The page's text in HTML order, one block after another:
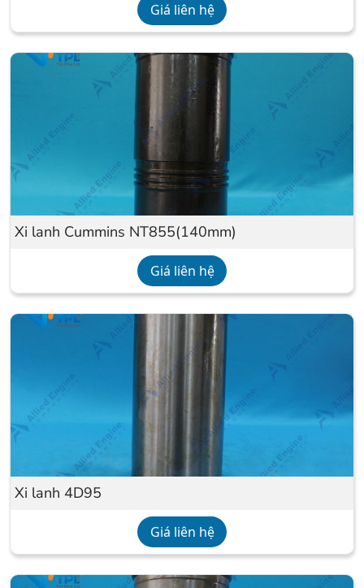
Giá liên hệ
Xi lanh Cummins NT855(140mm)
Giá liên hệ
Xi lanh 4D95
Giá liên hệ